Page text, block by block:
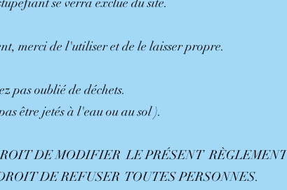
merci de l'utiliser et de le laisser propre.
pas oublié de déchets.
être jetés à l'eau ou au sol ).
DE MODIFIER LE PRÉSENT
DE REFUSER TOUTES PERSONNES.